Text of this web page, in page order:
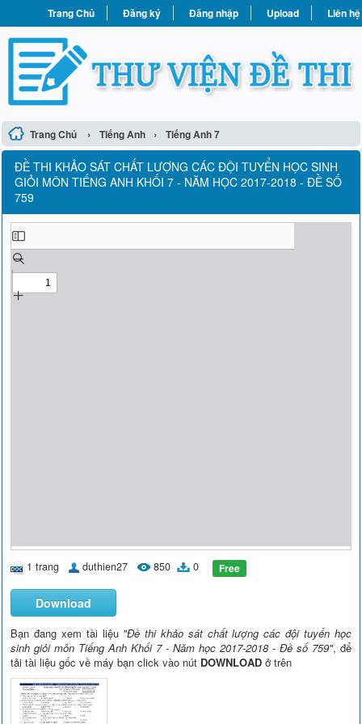
Trang Chủ Đăng ký Đăng nhập Upload Liên hệ
Trang Chủ › Tiếng Anh › Tiếng Anh 7
ĐỀ THI KHẢO SÁT CHẤT LƯỢNG CÁC ĐỘI TUYỂN HỌC SINH
GIỎI MÔN TIẾNG ANH KHỐI 7 - NĂM HỌC 2017-2018 - ĐỀ SỐ
759
1 trang duthien27 850 0 Free
Download
Bạn đang xem tài liệu "Đề thi khảo sát chất lượng các đội tuyển học
sinh giỏi môn Tiếng Anh Khối 7 - Năm học 2017-2018 - Đề số 759", để
tải tài liệu gốc về máy bạn click vào nút DOWNLOAD ở trên